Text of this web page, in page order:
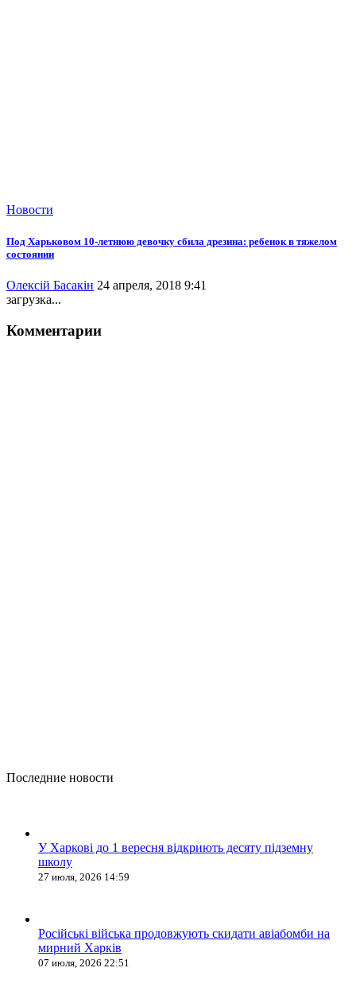
Новости
Под Харьковом 10-летнюю девочку сбила дрезина: ребенок в тяжелом
состоянии
Олексій Басакін 24 апреля, 2018 9:41
загрузка...
Комментарии
Последние новости
У Харкові до 1 вересня відкриють десяту підземну
школу
27 июля, 2026 14:59
Російські війська продовжують скидати авіабомби на
мирний Харків
07 июля, 2026 22:51